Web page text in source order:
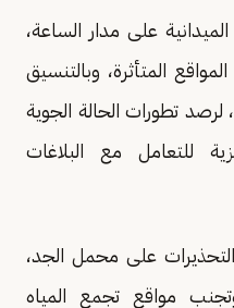
على مدار الساعة،
المتأثرة، وبالتنسيق
لرصد تطورات الحالة الجوية
للتعامل مع البلاغات
على محمل الجد،
وتجنب مواقع تجمع المياه